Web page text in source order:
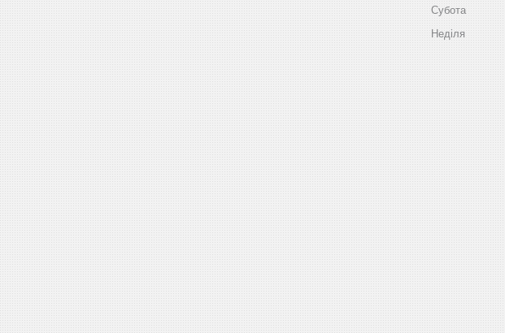
Субота
Неділя